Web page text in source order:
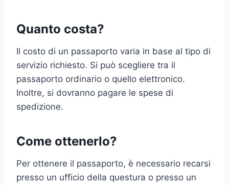
Quanto costa?
Il costo di un passaporto varia in base al tipo di
servizio richiesto. Si può scegliere tra il
passaporto ordinario o quello elettronico.
Inoltre, si dovranno pagare le spese di
spedizione.
Come ottenerlo?
Per ottenere il passaporto, è necessario recarsi
presso un ufficio della questura o presso un